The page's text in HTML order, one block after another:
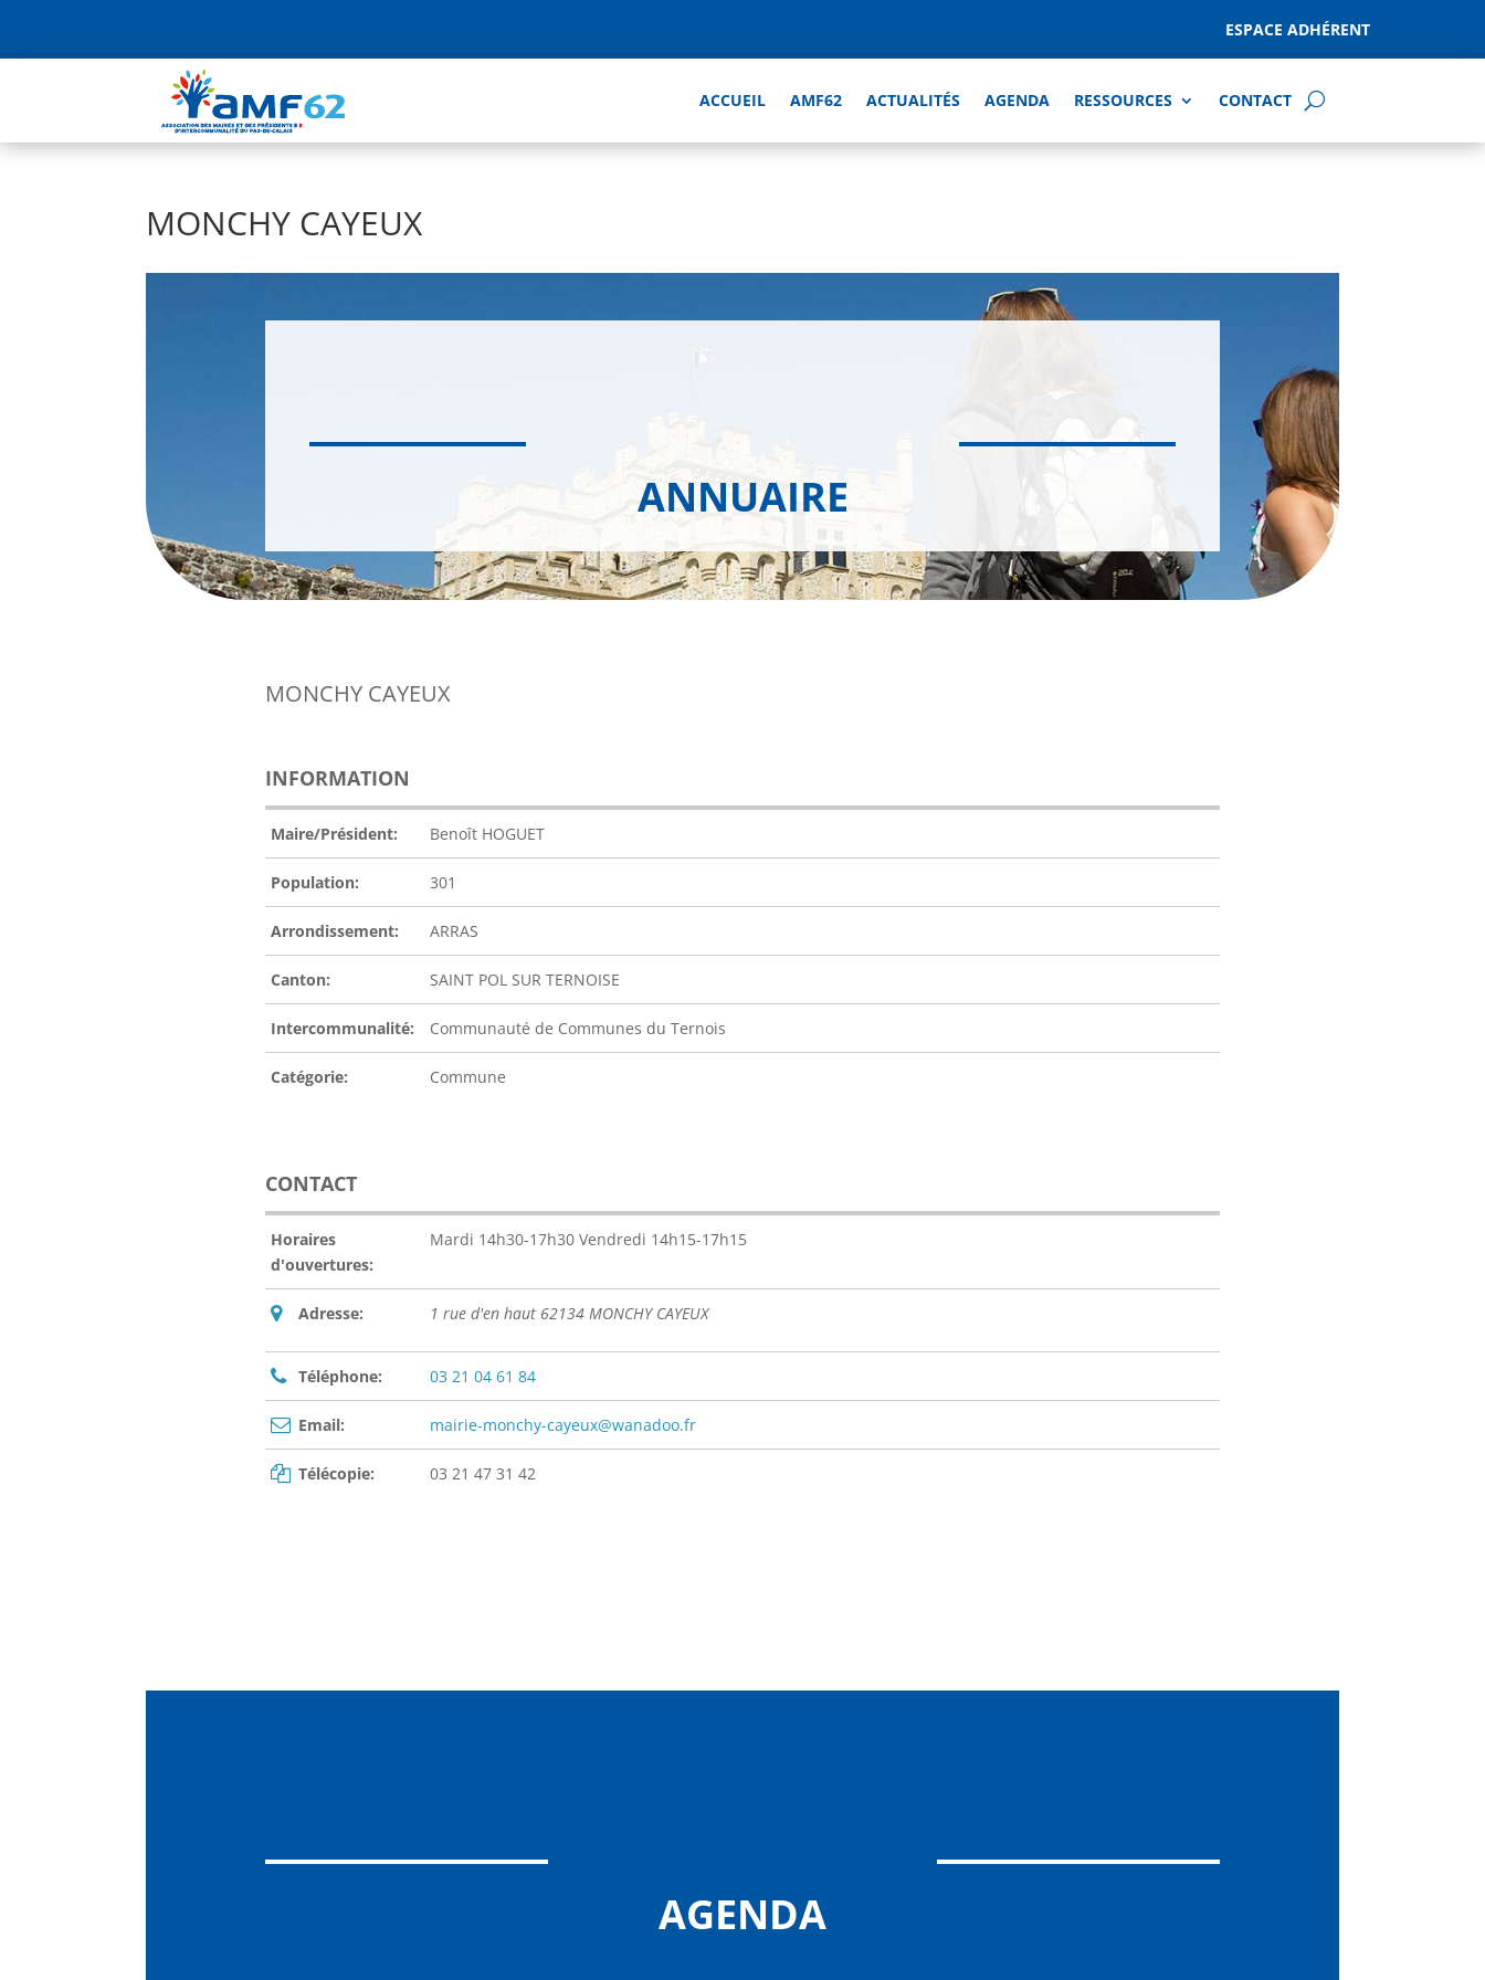
ESPACE ADHÉRENT
ACCUEIL AMF62 ACTUALITÉS AGENDA RESSOURCES CONTACT
MONCHY CAYEUX
ANNUAIRE
MONCHY CAYEUX
INFORMATION
Maire/Président: Benoît HOGUET
Population: 301
Arrondissement: ARRAS
Canton: SAINT POL SUR TERNOISE
Intercommunalité: Communauté de Communes du Ternois
Catégorie: Commune
CONTACT
Horaires
d'ouvertures:
Mardi 14h30-17h30 Vendredi 14h15-17h15
Adresse: 1 rue d'en haut 62134 MONCHY CAYEUX
Téléphone: 03 21 04 61 84
Email: mairie-monchy-cayeux@wanadoo.fr
Télécopie: 03 21 47 31 42
AGENDA